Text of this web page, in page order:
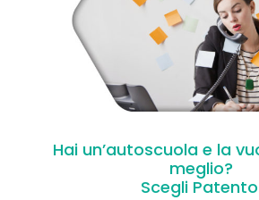
Hai un’autoscuola e la
meglio?
Scegli